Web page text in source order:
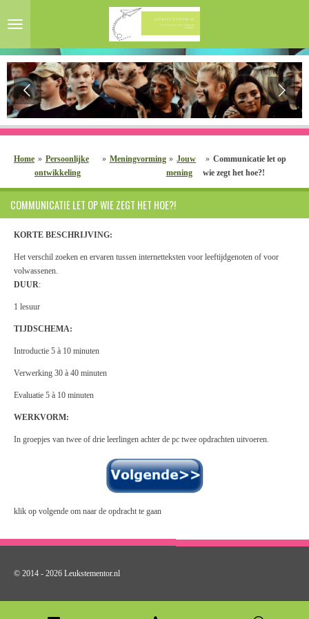
direct
de
hoofdinhoud
Home » Persoonlijke
ontwikkeling
» Meningvorming » Jouw
mening
» Communicatie let op
wie zegt het hoe?!
COMMUNICATIE LET OP WIE ZEGT HET HOE?!
KORTE BESCHRIJVING:
Het verschil zoeken en ervaren tussen internetteksten voor leeftijdgenoten of voor
volwassenen.
DUUR:
1 lesuur
TIJDSCHEMA:
Introductie 5 à 10 minuten
Verwerking 30 à 40 minuten
Evaluatie 5 à 10 minuten
WERKVORM:
In groepjes van twee of drie leerlingen achter de pc twee opdrachten uitvoeren.
klik op volgende om naar de opdracht te gaan
© 2014 - 2026 Leukstementor.nl